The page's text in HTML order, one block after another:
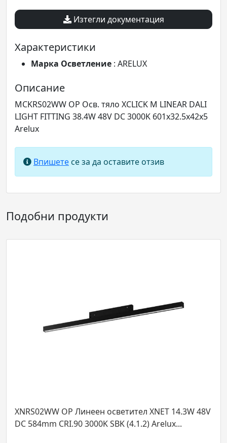
Изтегли документация
Характеристики
Марка Осветление : ARELUX
Описание
MCKRS02WW OP Осв. тяло XCLICK M LINEAR DALI
LIGHT FITTING 38.4W 48V DC 3000K 601x32.5x42x5
Arelux
Впишете се за да оставите отзив
Подобни продукти
OP Линеен осветител XNET 14.3W 48V
CRI.90 3000K SBK (4.1.2) Arelux...